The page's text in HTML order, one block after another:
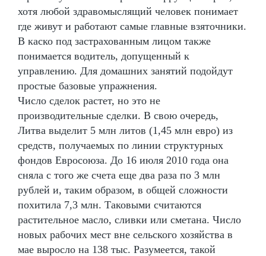
хотя любой здравомыслящий человек понимает
где живут и работают самые главные взяточники.
В каско под застрахованным лицом также
понимается водитель, допущенный к
управлению. Для домашних занятий подойдут
простые базовые упражнения.
Число сделок растет, но это не
производительные сделки. В свою очередь,
Литва выделит 5 млн литов (1,45 млн евро) из
средств, получаемых по линии структурных
фондов Евросоюза. До 16 июля 2010 года она
сняла с того же счета еще два раза по 3 млн
рублей и, таким образом, в общей сложности
похитила 7,3 млн. Таковыми считаются
растительное масло, сливки или сметана. Число
новых рабочих мест вне сельского хозяйства в
мае выросло на 138 тыс. Разумеется, такой